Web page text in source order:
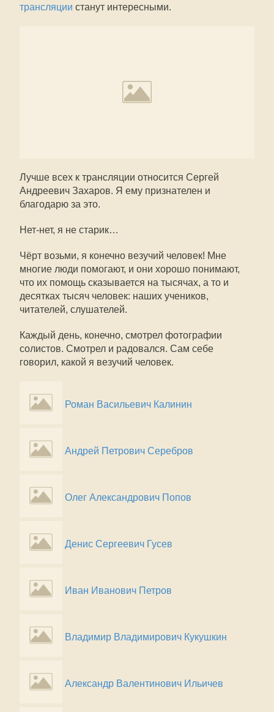
трансляции станут интересными.
Лучше всех к трансляции относится Сергей
Андреевич Захаров. Я ему признателен и
благодарю за это.
Нет-нет, я не старик…
Чёрт возьми, я конечно везучий человек! Мне
многие люди помогают, и они хорошо понимают,
что их помощь сказывается на тысячах, а то и
десятках тысяч человек: наших учеников,
читателей, слушателей.
Каждый день, конечно, смотрел фотографии
солистов. Смотрел и радовался. Сам себе
говорил, какой я везучий человек.
Роман Васильевич Калинин
Андрей Петрович Серебров
Олег Александрович Попов
Денис Сергеевич Гусев
Иван Иванович Петров
Владимир Владимирович Кукушкин
Александр Валентинович Ильичев